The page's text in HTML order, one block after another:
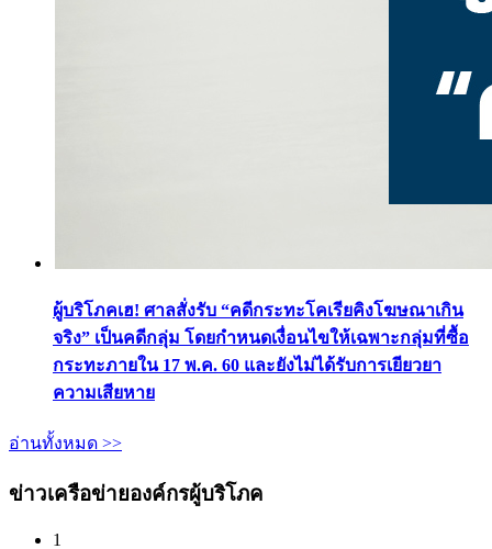
ผู้บริโภคเฮ! ศาลสั่งรับ “คดีกระทะโคเรียคิงโฆษณาเกิน
จริง” เป็นคดีกลุ่ม โดยกำหนดเงื่อนไขให้เฉพาะกลุ่มที่ซื้อ
กระทะภายใน 17 พ.ค. 60 และยังไม่ได้รับการเยียวยา
ความเสียหาย
อ่านทั้งหมด >>
ข่าวเครือข่ายองค์กรผู้บริโภค
1